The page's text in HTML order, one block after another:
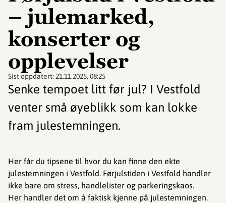
– julemarked,
konserter og
opplevelser
Sist oppdatert: 21.11.2025, 08:25
Senke tempoet litt før jul? I Vestfold
venter små øyeblikk som kan lokke
fram julestemningen.
Her får du tipsene til hvor du kan finne den ekte
julestemningen i Vestfold. Førjulstiden i Vestfold handler
ikke bare om stress, handlelister og parkeringskaos.
Her handler det om å faktisk kjenne på julestemningen.